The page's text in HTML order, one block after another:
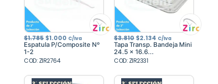
$1.785 El
precio
original
$1.785.
$1.000 El
precio
actual
C/Iva
Espatula P/Composite Nº
1-2
COD: ZIR2764
$3.810 El
precio
original
era:
$3.810.
$2.134 El
precio
actual
C/Iva
Tapa Transp. Bandeja Mini
24.5 x 16.6...
COD: ZIR2331